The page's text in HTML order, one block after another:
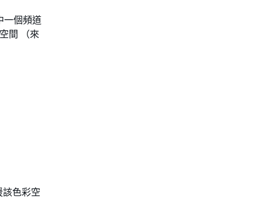
一個頻道
間 （來
色彩空